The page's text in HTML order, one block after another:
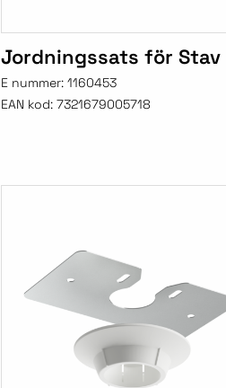
Jordningssats för Stav
E nummer: 1160453
EAN kod: 7321679005718